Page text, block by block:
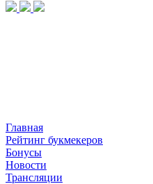
Главная
Рейтинг букмекеров
Бонусы
Новости
Трансляции